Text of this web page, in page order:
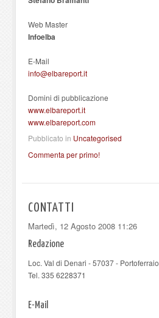
Web Master
Infoelba
E-Mail
info@elbareport.it
Domini di pubblicazione
www.elbareport.it
www.elbareport.com
Pubblicato in Uncategorised
Commenta per primo!
CONTATTI
Martedì, 12 Agosto 2008 11:26
Redazione
Loc. Val di Denari - 57037 - Portoferraio
Tel. 335 6228371
E-Mail